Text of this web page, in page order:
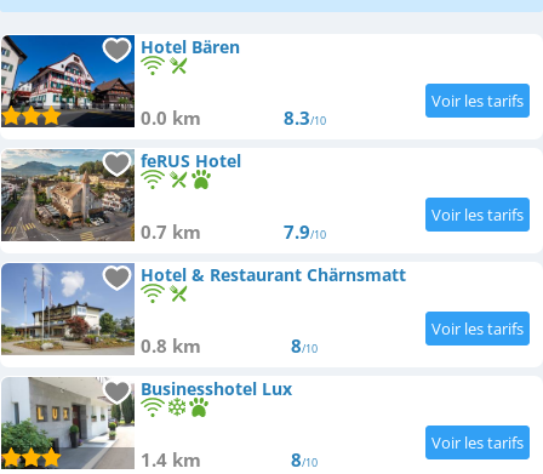
Hotel Bären
0.0 km 8.3/10
feRUS Hotel
0.7 km 7.9/10
Hotel & Restaurant Chärnsmatt
0.8 km 8/10
Businesshotel Lux
1.4 km 8/10